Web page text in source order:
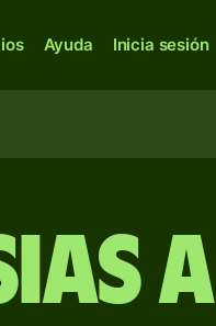
Ayuda Inicia sesión
a